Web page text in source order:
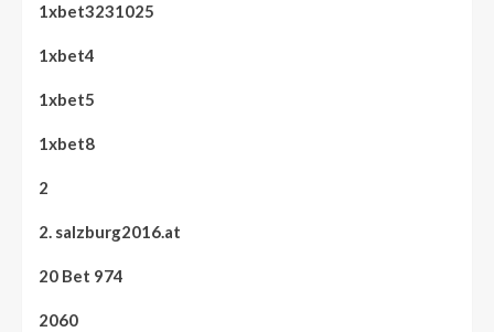
1xbet3231025
1xbet4
1xbet5
1xbet8
2
2. salzburg2016.at
20 Bet 974
2060